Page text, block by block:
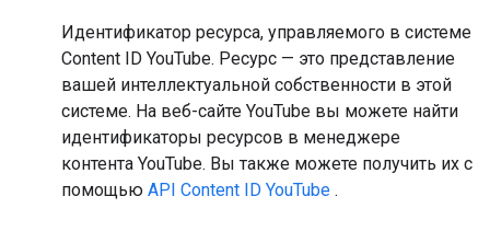
Идентификатор ресурса, управляемого в системе
Content ID YouTube. Ресурс — это представление
вашей интеллектуальной собственности в этой
системе. На веб-сайте YouTube вы можете найти
идентификаторы ресурсов в менеджере
контента YouTube. Вы также можете получить их с
помощью API Content ID YouTube .